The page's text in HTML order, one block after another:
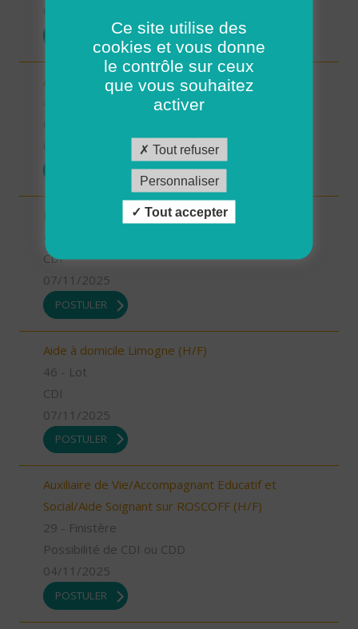
Aide-soignant.e Limogne en Quercy (H/F)
Responsable du développement (H/F)
CDI
07/11/2025
POSTULER
Aide à domicile Limogne (H/F)
46 - Lot
CDI
07/11/2025
POSTULER
Auxiliaire de Vie/Accompagnant Educatif et
Social/Aide Soignant sur ROSCOFF (H/F)
29 - Finistère
Possibilité de CDI ou CDD
04/11/2025
POSTULER
Ce site utilise des
cookies et vous donne
le contrôle sur ceux
que vous souhaitez
activer
Tout refuser
Personnaliser
Tout accepter